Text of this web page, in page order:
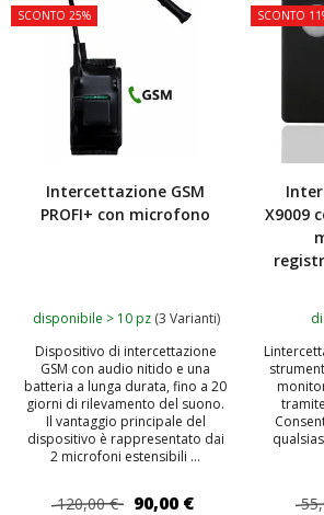
SCONTO 25%
Intercettazione GSM
PROFI+ con microfono
disponibile > 10 pz (3 Varianti)
Dispositivo di intercettazione
GSM con audio nitido e una
batteria a lunga durata, fino a 20
giorni di rilevamento del suono.
Il vantaggio principale del
dispositivo è rappresentato dai
2 microfoni estensibili ...
120,00 € 90,00 €
SCONTO
X9009